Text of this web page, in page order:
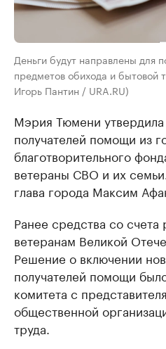
Деньги будут направлены для
предметов обихода и бытовой
Игорь Пантин / URA.RU)
Мэрия Тюмени
получателей помощи из
благотворительного
ветераны СВО и их
глава города Максим
Ранее средства со счета
ветеранам Великой
Решение о включении
получателей помощи
комитета с
общественной
труда.